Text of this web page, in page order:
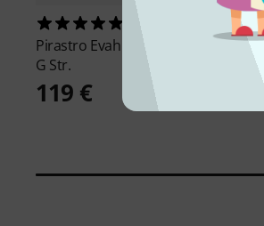
Pirastro Evah Pirazzi Gold Cello
G Str.
119 €